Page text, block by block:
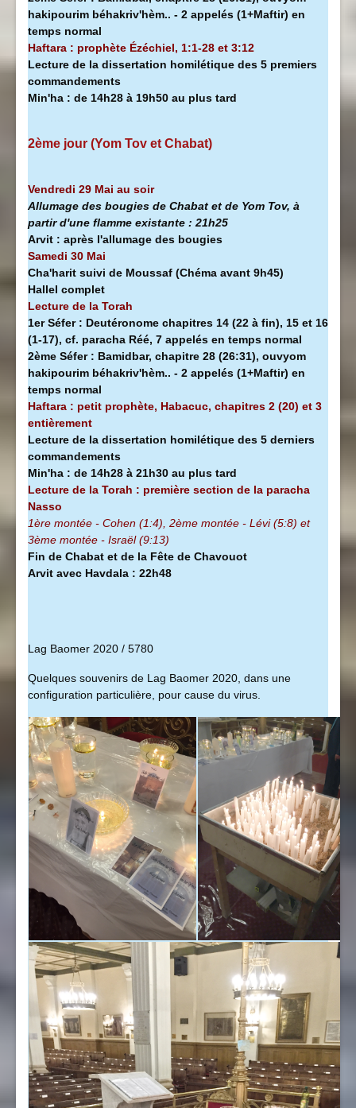
hakipourim béhakriv'hèm.. - 2 appelés (1+Maftir) en
temps normal
Haftara : prophète Ézéchiel, 1:1-28 et 3:12
Lecture de la dissertation homilétique des 5 premiers
commandements
Min'ha : de 14h28 à 19h50 au plus tard
2ème jour (Yom Tov et Chabat)
Vendredi 29 Mai au soir
Allumage des bougies de Chabat et de Yom Tov, à
partir d'une flamme existante : 21h25
Arvit : après l'allumage des bougies
Samedi 30 Mai
Cha'harit suivi de Moussaf (Chéma avant 9h45)
Hallel complet
Lecture de la Torah
1er Séfer : Deutéronome chapitres 14 (22 à fin), 15 et 16
(1-17), cf. paracha Réé, 7 appelés en temps normal
2ème Séfer : Bamidbar, chapitre 28 (26:31), ouvyom
hakipourim béhakriv'hèm.. - 2 appelés (1+Maftir) en
temps normal
Haftara : petit prophète, Habacuc, chapitres 2 (20) et 3
entièrement
Lecture de la dissertation homilétique des 5 derniers
commandements
Min'ha : de 14h28 à 21h30 au plus tard
Lecture de la Torah : première section de la paracha
Nasso
1ère montée - Cohen (1:4), 2ème montée - Lévi (5:8) et
3ème montée - Israël (9:13)
Fin de Chabat et de la Fête de Chavouot
Arvit avec Havdala : 22h48
Lag Baomer 2020 / 5780
Quelques souvenirs de Lag Baomer 2020, dans une
configuration particulière, pour cause du virus.